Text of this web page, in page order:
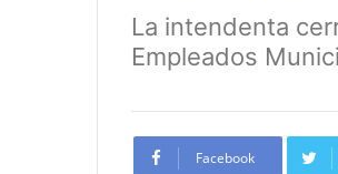
La intendenta
Empleados
Facebook